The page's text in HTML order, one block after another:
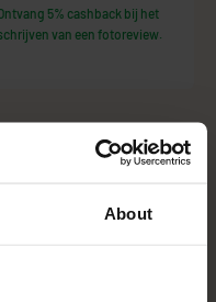
About
5% cashback bij het
van een fotoreview.